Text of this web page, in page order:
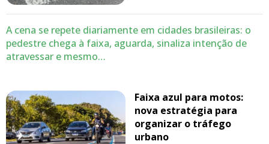
A cena se repete diariamente em cidades brasileiras: o
pedestre chega à faixa, aguarda, sinaliza intenção de
atravessar e mesmo…
Faixa azul para motos:
nova estratégia para
organizar o tráfego
urbano